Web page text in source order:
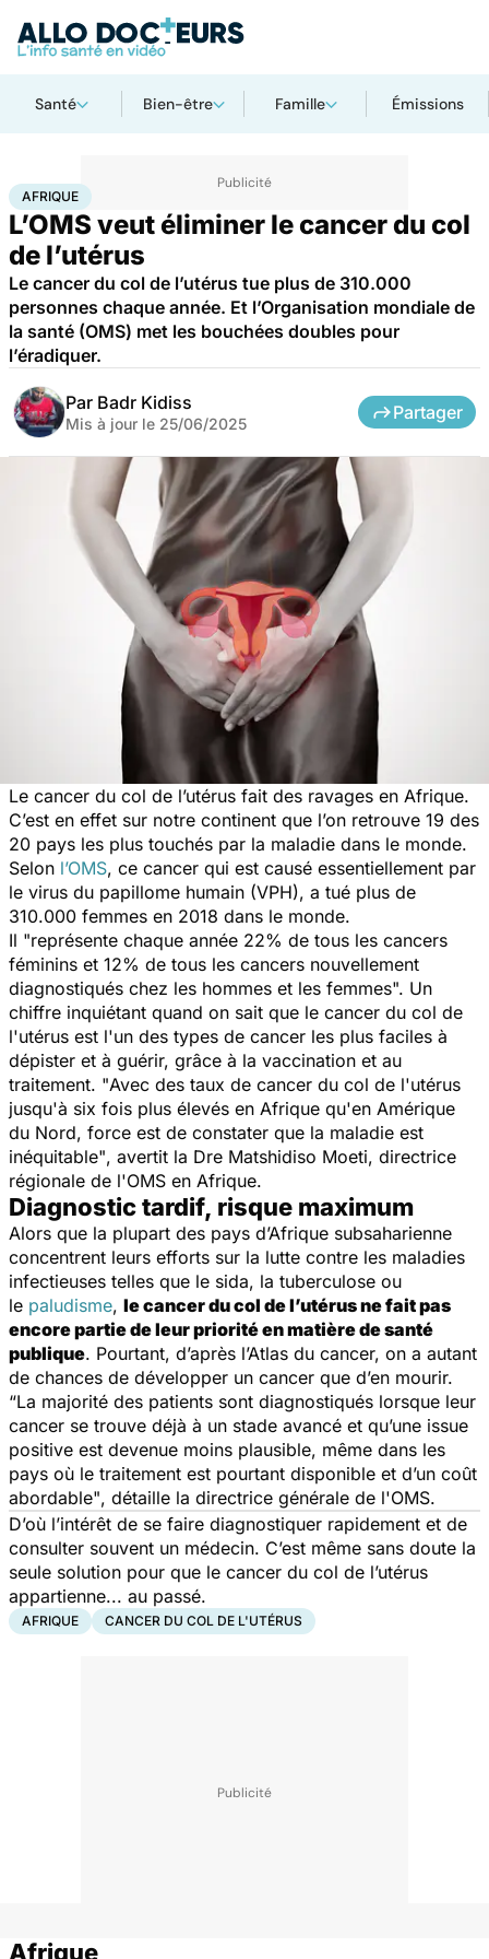
Santé Bien-être Famille Émissions
AccueilSanté Afrique
AFRIQUE
L’OMS veut éliminer le cancer du col
de l’utérus
Le cancer du col de l’utérus tue plus de 310.000
personnes chaque année. Et l’Organisation mondiale de
la santé (OMS) met les bouchées doubles pour
l’éradiquer.
Par Badr Kidiss
Mis à jour le 25/06/2025
Partager
Le cancer du col de l’utérus fait des ravages en Afrique.
C’est en effet sur notre continent que l’on retrouve 19 des
20 pays les plus touchés par la maladie dans le monde.
Selon l’OMS, ce cancer qui est causé essentiellement par
le virus du papillome humain (VPH), a tué plus de
310.000 femmes en 2018 dans le monde.
Il "représente chaque année 22% de tous les cancers
féminins et 12% de tous les cancers nouvellement
diagnostiqués chez les hommes et les femmes". Un
chiffre inquiétant quand on sait que le cancer du col de
l'utérus est l'un des types de cancer les plus faciles à
dépister et à guérir, grâce à la vaccination et au
traitement. "Avec des taux de cancer du col de l'utérus
jusqu'à six fois plus élevés en Afrique qu'en Amérique
du Nord, force est de constater que la maladie est
inéquitable", avertit la Dre Matshidiso Moeti, directrice
régionale de l'OMS en Afrique.
Diagnostic tardif, risque maximum
Alors que la plupart des pays d’Afrique subsaharienne
concentrent leurs efforts sur la lutte contre les maladies
infectieuses telles que le sida, la tuberculose ou
le paludisme, le cancer du col de l’utérus ne fait pas
encore partie de leur priorité en matière de santé
publique. Pourtant, d’après l’Atlas du cancer, on a autant
de chances de développer un cancer que d’en mourir.
“La majorité des patients sont diagnostiqués lorsque leur
cancer se trouve déjà à un stade avancé et qu’une issue
positive est devenue moins plausible, même dans les
pays où le traitement est pourtant disponible et d’un coût
abordable", détaille la directrice générale de l'OMS.
D’où l’intérêt de se faire diagnostiquer rapidement et de
consulter souvent un médecin. C’est même sans doute la
seule solution pour que le cancer du col de l’utérus
appartienne... au passé.
AFRIQUE CANCER DU COL DE L'UTÉRUS
Afrique